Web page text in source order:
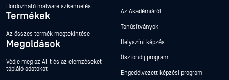
Hordozható malware szkennelés
Termékek
Az összes termék megtekintése
Megoldások
Védje meg az AI-t és az elemzéseket
tápláló adatokat
Az Akadémiáról
Tanúsítványok
Helyszíni képzés
Ösztöndíj program
Engedélyezett képzési program